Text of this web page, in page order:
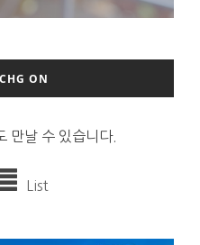
ON
만날 수 있습니다.
List